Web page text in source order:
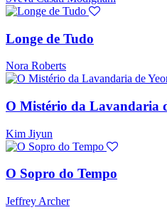
Longe de Tudo
Nora Roberts
O Mistério da Lavandaria
Kim Jiyun
O Sopro do Tempo
Jeffrey Archer